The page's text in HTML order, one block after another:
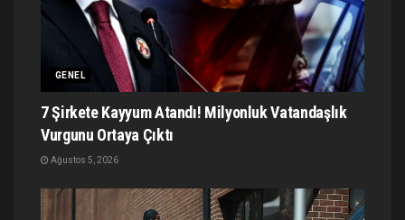
GENEL
7 Şirkete Kayyum Atandı! Milyonluk Vatandaşlık
Vurgunu Ortaya Çıktı
Ağustos 5, 2026